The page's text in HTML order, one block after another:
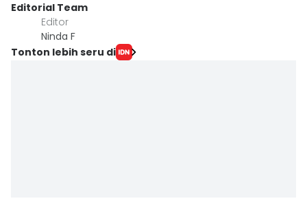
Editorial Team
Editor
Ninda F
Tonton lebih seru di